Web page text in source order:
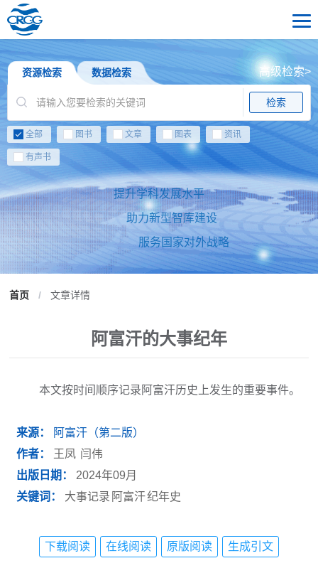
资源检索 数据检索
检索
高级检索>
全部 图书 文章 图表 资讯
有声书
提升学科发展水平
助力新型智库建设
服务国家对外战略
首页 / 文章详情
阿富汗的大事纪年
本文按时间顺序记录阿富汗历史上发生的重要事件。
来源：
阿富汗（第二版）
作者：
王凤 闫伟
出版日期：
2024年09月
关键词：
大事记录 阿富汗纪年史
下载阅读 在线阅读 原版阅读 生成引文